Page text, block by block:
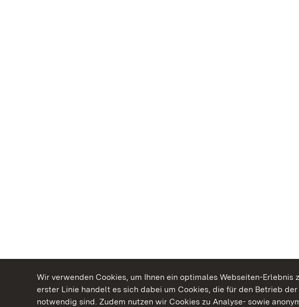
Wir verwenden Cookies, um Ihnen ein optimales Webseiten-Erlebnis
erster Linie handelt es sich dabei um Cookies, die für den Betrieb der
notwendig sind. Zudem nutzen wir Cookies zu Analyse- sowie